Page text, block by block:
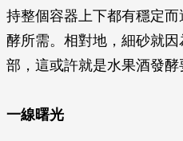
持整個容器上下都有穩定
酵所需。相對地，細砂就
部，這或許就是水果酒發酵
一線曙光